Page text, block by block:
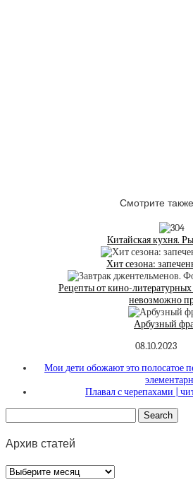
Смотрите
Китайская кухня.
Хит сезона:
Рецепты от кино-
невозможно
Арбузный
08.10.2023
Мои дети обожают это полосатое
Плавал с черепахами |
Архив статей
Архив
статей